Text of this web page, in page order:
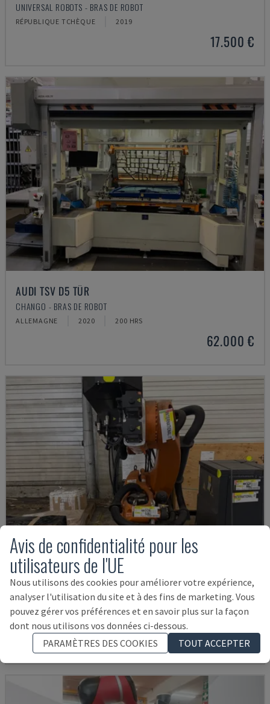
UNIVERSAL ROBOTS - BRAS DE ROBOT
RÉPUBLIQUE TCHÈQUE 2019
17.500 €
AUDI TSV D5 TÜR
CHANGO - BRAS DE ROBOT
ALLEMAGNE 2020 200 HRS
62.000 €
KR 210 R2700 EXTRA
KUKA - BRAS DE ROBOT
14.000 €
Avis de confidentialité pour les
utilisateurs de l'UE
Nous utilisons des cookies pour améliorer votre expérience,
analyser l'utilisation du site et à des fins de marketing. Vous
pouvez gérer vos préférences et en savoir plus sur la façon
dont nous utilisons vos données ci-dessous.
PARAMÈTRES DES COOKIES
TOUT ACCEPTER